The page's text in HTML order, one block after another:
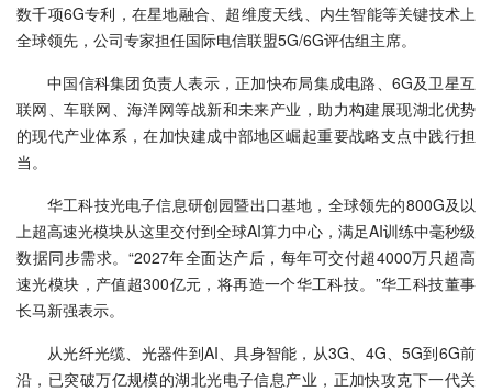
数千项6G专利，在星地融合、超维度天线、内生智能等关键技术上
全球领先，公司专家担任国际电信联盟5G/6G评估组主席。
中国信科集团负责人表示，正加快布局集成电路、6G及卫星互
联网、车联网、海洋网等战新和未来产业，助力构建展现湖北优势
的现代产业体系，在加快建成中部地区崛起重要战略支点中践行担
当。
华工科技光电子信息研创园暨出口基地，全球领先的800G及以
上超高速光模块从这里交付到全球AI算力中心，满足AI训练中毫秒级
数据同步需求。“2027年全面达产后，每年可交付超4000万只超高
速光模块，产值超300亿元，将再造一个华工科技。”华工科技董事
长马新强表示。
从光纤光缆、光器件到AI、具身智能，从3G、4G、5G到6G前
沿，已突破万亿规模的湖北光电子信息产业，正加快攻克下一代关